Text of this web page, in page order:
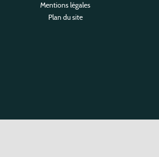
Mentions légales
Plan du site